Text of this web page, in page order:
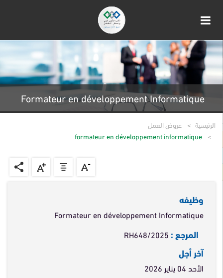
Formateur en développement Informatique
الرئيسية
عروض العمل
formateur en développement informatique
وظيفه
Formateur en développement Informatique
المرجع : RH648/2025
آخر أجل
الأحد 04 يناير 2026